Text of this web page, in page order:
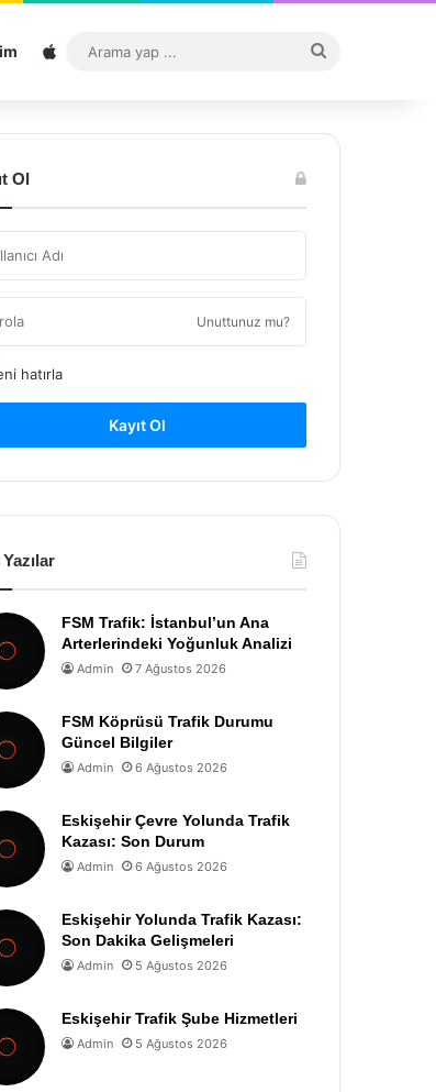
Sitemap
...
Ol
Unuttunuz mu?
hatırla
Kayıt Ol
FSM Trafik: İstanbul’un Ana
Arterlerindeki Yoğunluk Analizi
Admin 7 Ağustos 2026
FSM Köprüsü Trafik Durumu
Güncel Bilgiler
Admin 6 Ağustos 2026
Eskişehir Çevre Yolunda Trafik
Kazası: Son Durum
Admin 6 Ağustos 2026
Eskişehir Yolunda Trafik Kazası:
Son Dakika Gelişmeleri
Admin 5 Ağustos 2026
Eskişehir Trafik Şube Hizmetleri
Admin 5 Ağustos 2026